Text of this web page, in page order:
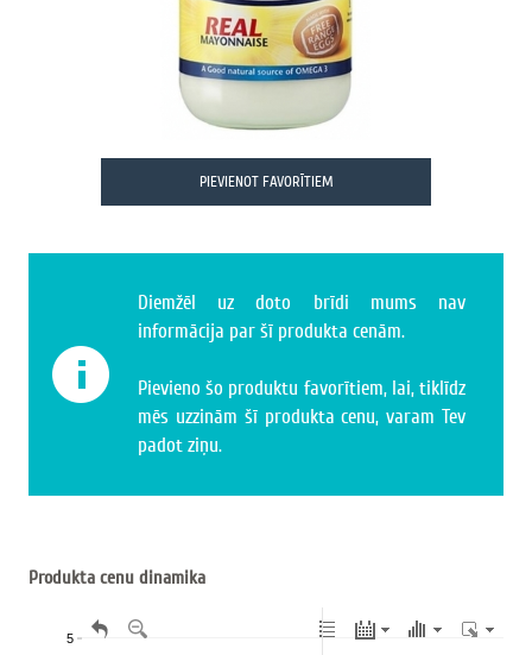
PIEVIENOT FAVORĪTIEM
Diemžēl uz doto brīdi mums nav
informācija par šī produkta cenām.
Pievieno šo produktu favorītiem, lai, tiklīdz
mēs uzzinām šī produkta cenu, varam Tev
padot ziņu.
Produkta cenu dinamika